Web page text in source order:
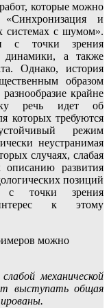
которые можно
и
системах с шумом».
с точки зрения
динамики, а также
Однако, история
образом
крайне
речь идет об
которых требуются
режим
неустранимая
случаях, слабая
описанию развития
позиций
с точки зрения
к этому
можно
механической
выступать общая